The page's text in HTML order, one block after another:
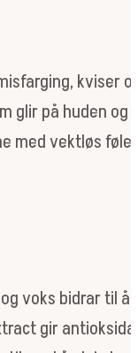
kviser
glir på huden og
med vektløs
voks bidrar til
gir